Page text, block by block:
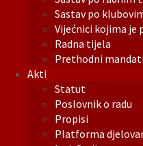
Sastav po
Vijećnici kojima je
Radna tijela
Prethodni
Akti
Statut
Poslovnik o radu
Propisi
Platforma